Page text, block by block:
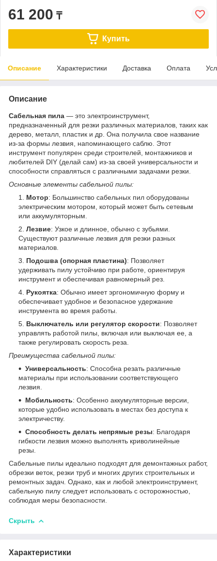
61 200 ₸
Купить
Описание Характеристики Доставка Оплата
Описание
Сабельная пила — это электроинструмент,
предназначенный для резки различных материалов, таких как
дерево, металл, пластик и др. Она получила свое название
из-за формы лезвия, напоминающего саблю. Этот
инструмент популярен среди строителей, монтажников и
любителей DIY (делай сам) из-за своей универсальности и
способности справляться с различными задачами резки.
Основные элементы сабельной пилы:
Мотор: Большинство сабельных пил оборудованы
электрическим мотором, который может быть сетевым
или аккумуляторным.
Лезвие: Узкое и длинное, обычно с зубьями.
Существуют различные лезвия для резки разных
материалов.
Подошва (опорная пластина): Позволяет
удерживать пилу устойчиво при работе, ориентируя
инструмент и обеспечивая равномерный рез.
Рукоятка: Обычно имеет эргономичную форму и
обеспечивает удобное и безопасное удержание
инструмента во время работы.
Выключатель или регулятор скорости: Позволяет
управлять работой пилы, включая или выключая ее, а
также регулировать скорость реза.
Преимущества сабельной пилы:
Универсальность: Способна резать различные
материалы при использовании соответствующего
лезвия.
Мобильность: Особенно аккумуляторные версии,
которые удобно использовать в местах без доступа к
электричеству.
Способность делать непрямые резы: Благодаря
гибкости лезвия можно выполнять криволинейные
резы.
Сабельные пилы идеально подходят для демонтажных работ,
обрезки веток, резки труб и многих других строительных и
ремонтных задач. Однако, как и любой электроинструмент,
сабельную пилу следует использовать с осторожностью,
соблюдая меры безопасности.
Скрыть
Характеристики